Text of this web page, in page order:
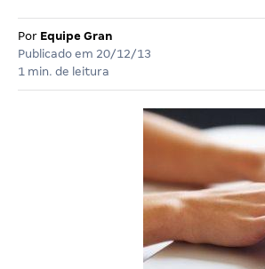
Por Equipe Gran
Publicado em 20/12/13
1 min. de leitura